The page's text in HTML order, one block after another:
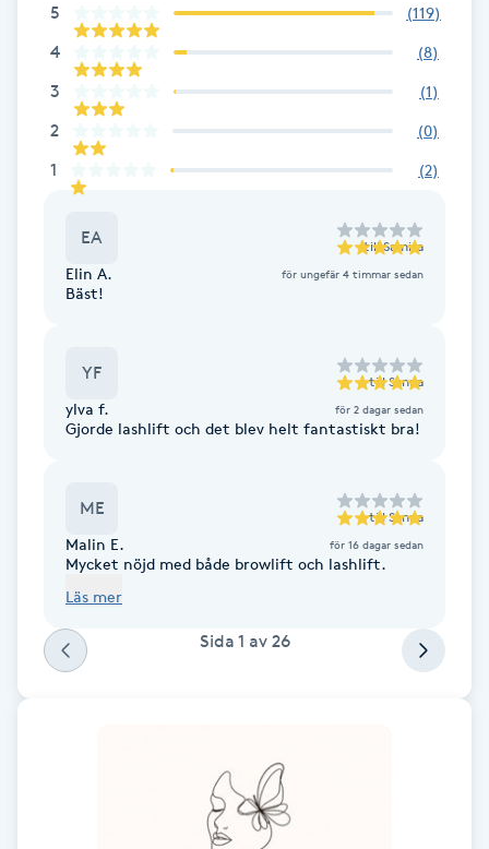
LPG-behandling
LPG-massage
Luggklippning
Lymfmassage
Makeup
Massage
Medicinsk massage
Meditation
5 (119)
4 (8)
3 (1)
2 (0)
1 (2)
EA till Samira
Elin A. för ungefär 4 timmar sedan
Bäst!
YF till Sanna
ylva f. för 2 dagar sedan
Gjorde lashlift och det blev helt fantastiskt bra!
ME till Sanna
Malin E. för 16 dagar sedan
Mycket nöjd med både browlift och lashlift.
Läs mer
Sida 1 av 26